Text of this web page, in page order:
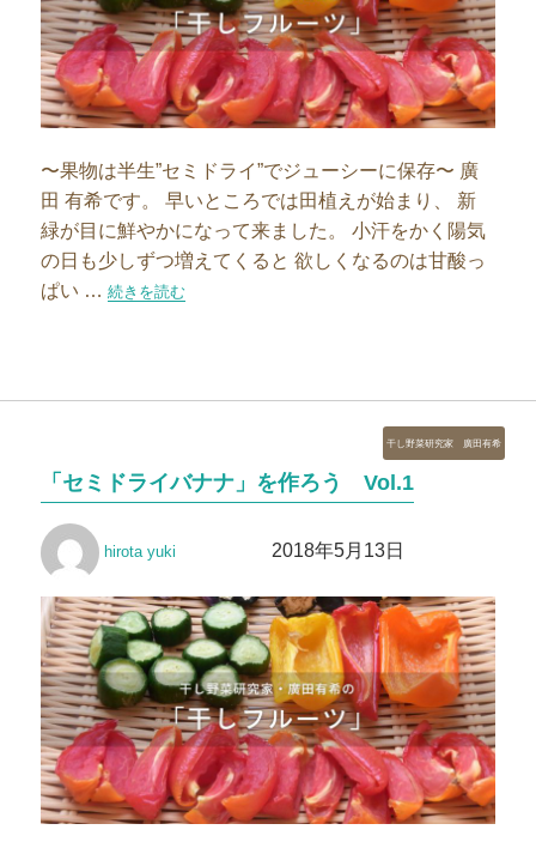
〜果物は半生”セミドライ”でジューシーに保存〜 廣
田 有希です。 早いところでは田植えが始まり、 新
緑が目に鮮やかになって来ました。 小汗をかく陽気
の日も少しずつ増えてくると 欲しくなるのは甘酸っ
ぱい …“「セミドライキウイ」を作ろう Vol.2″の
続きを読む
「セミドライバナナ」を作ろう Vol.1
稿hirota yuki 2018年5月13日
カ
テ
ゴ
干し野菜研究家 廣田有希